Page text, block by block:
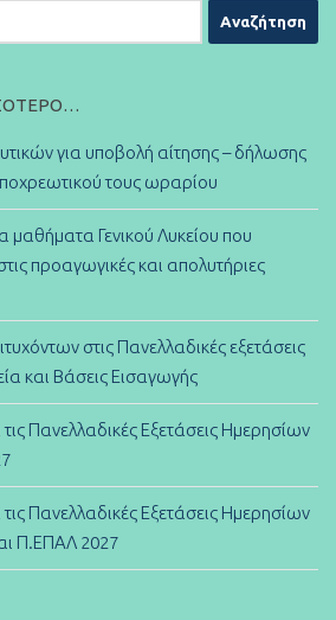
για υποβολή αίτησης – δήλωσης
τους ωραρίου
μαθήματα Γενικού Λυκείου που
προαγωγικές και απολυτήριες
στις Πανελλαδικές εξετάσεις
και Βάσεις Εισαγωγής
Πανελλαδικές Εξετάσεις Ημερησίων
Πανελλαδικές Εξετάσεις Ημερησίων
Π.ΕΠΑΛ 2027